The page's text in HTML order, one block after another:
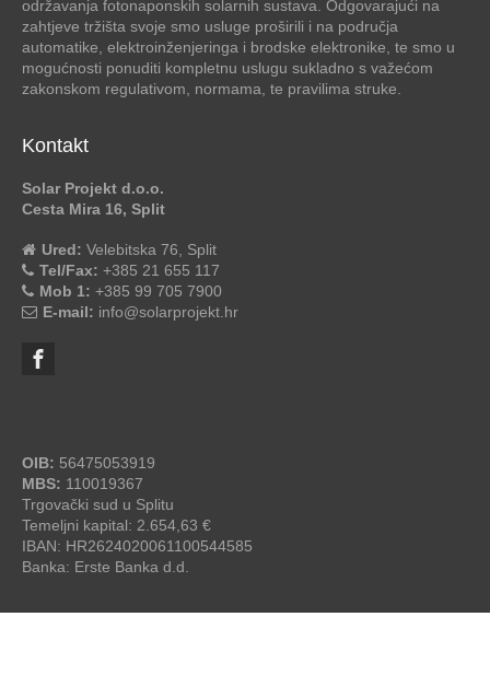
održavanja fotonaponskih solarnih sustava. Odgovarajući na
zahtjeve tržišta svoje smo usluge proširili i na područja
automatike, elektroinženjeringa i brodske elektronike, te smo u
mogućnosti ponuditi kompletnu uslugu sukladno s važećom
zakonskom regulativom, normama, te pravilima struke.
Kontakt
Solar Projekt d.o.o.
Cesta Mira 16, Split
Ured: Velebitska 76, Split
Tel/Fax: +385 21 655 117
Mob 1: +385 99 705 7900
E-mail: info@solarprojekt.hr
OIB: 56475053919
MBS: 110019367
Trgovački sud u Splitu
Temeljni kapital: 2.654,63 €
IBAN: HR2624020061100544585
Banka: Erste Banka d.d.